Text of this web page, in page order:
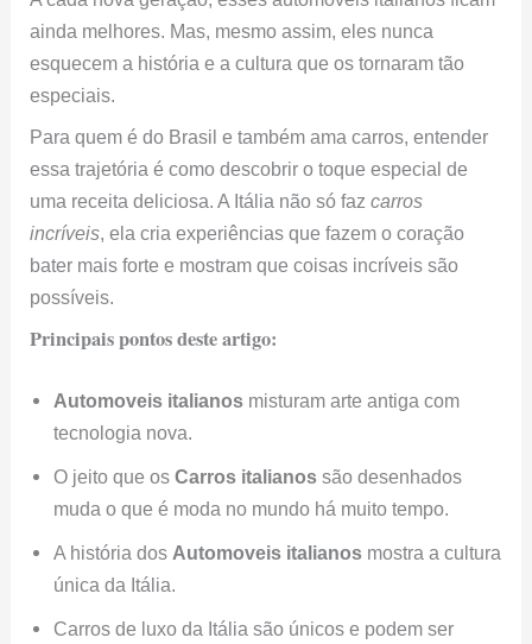
ainda melhores. Mas, mesmo assim, eles nunca
esquecem a história e a cultura que os tornaram tão
especiais.
Para quem é do Brasil e também ama carros, entender
essa trajetória é como descobrir o toque especial de
uma receita deliciosa. A Itália não só fazcarros
incríveis, ela cria experiências que fazem o coração
bater mais forte e mostram que coisas incríveis são
possíveis.
Principais pontos deste artigo:
Automoveis italianos misturam arte antiga com
tecnologia nova.
O jeito que osCarros italianos são desenhados
muda o que é moda no mundo há muito tempo.
A história dos Automoveis italianos mostra a cultura
única da Itália.
Carros de luxo da Itália são únicos e podem ser